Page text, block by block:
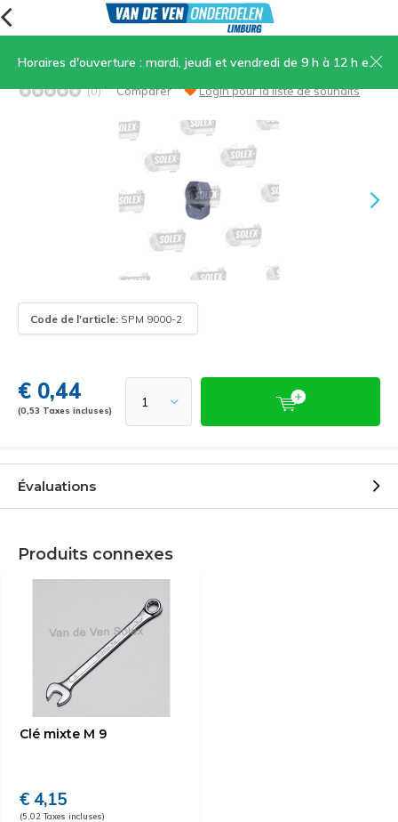
Horaires d'ouverture : mardi, jeudi et vendredi de 9 h à 12 h et de 13 h 30 à 17 h, samedi de 9 h à 12 h
21.Écrou haut M6 pour clé plate de 9
(0) Comparer Login pour la liste de souhaits
Code de l'article: SPM 9000-2
€ 0,44
(0,53 Taxes incluses)
Évaluations
Produits connexes
Clé mixte M 9
€ 4,15
(5,02 Taxes incluses)